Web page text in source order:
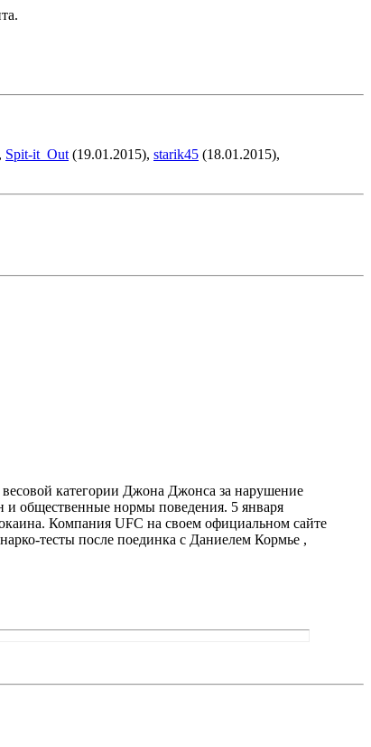
Spit-it_Out (19.01.2015), starik45 (18.01.2015),
категории Джона Джонса за нарушение
и общественные нормы поведения. 5 января
Компания UFC на своем официальном сайте
тесты после поединка с Даниелем Кормье ,